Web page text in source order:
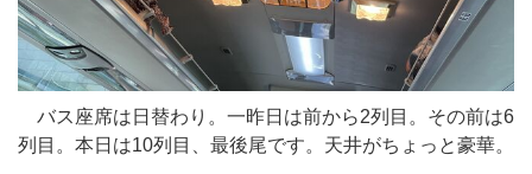
バス座席は日替わり。一昨日は前から2列目。その前は6
列目。本日は10列目、最後尾です。天井がちょっと豪華。